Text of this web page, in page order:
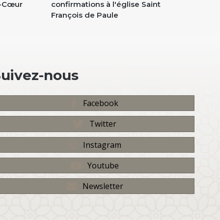
Cœur
confirmations à l'église Saint
François de Paule
nous
Facebook
Twitter
Instagram
Youtube
Newsletter